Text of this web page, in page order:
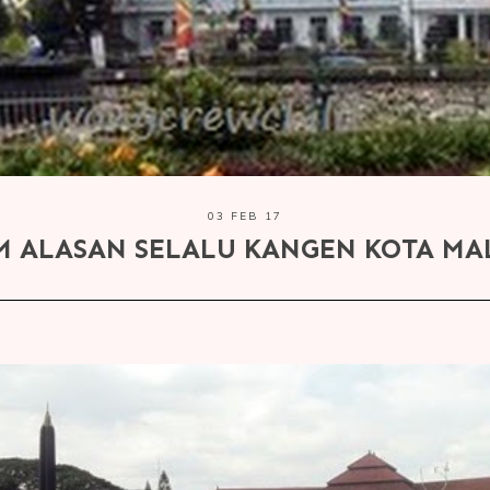
03 FEB 17
ALASAN SELALU KANGEN KOTA